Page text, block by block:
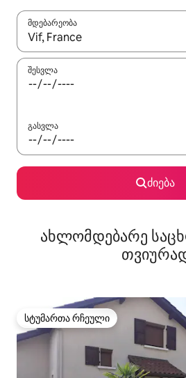
მდებარეობა
როცა შედეგები ხელმისაწვდომი
შესვლა
გასვლა
ძიება
ახლომდებარე
სტუმართა რჩეული
სტუმართა რჩეული